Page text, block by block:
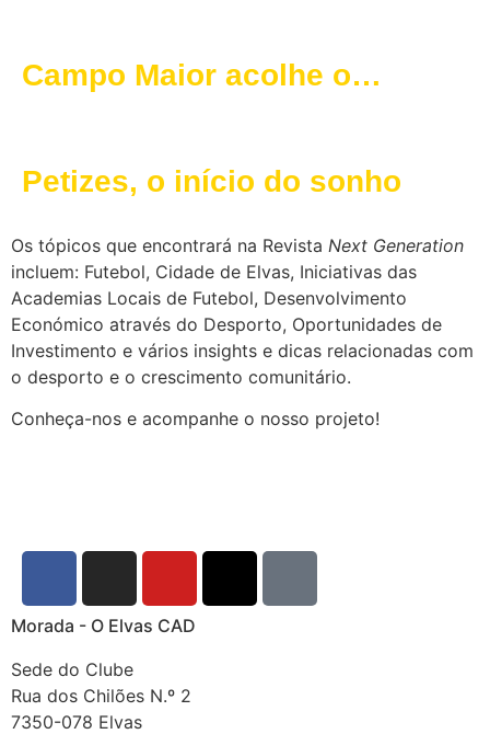
Campo Maior acolhe o
CAD
Petizes, o início do sonho
Os tópicos que encontrará na Revista Next Generation
incluem: Futebol, Cidade de Elvas, Iniciativas das
Academias Locais de Futebol, Desenvolvimento
Económico através do Desporto, Oportunidades de
Investimento e vários insights e dicas relacionadas com
o desporto e o crescimento comunitário.
Conheça-nos e acompanhe o nosso projeto!
Morada - O Elvas CAD
Sede do Clube
Rua dos Chilões N.º 2
7350-078 Elvas